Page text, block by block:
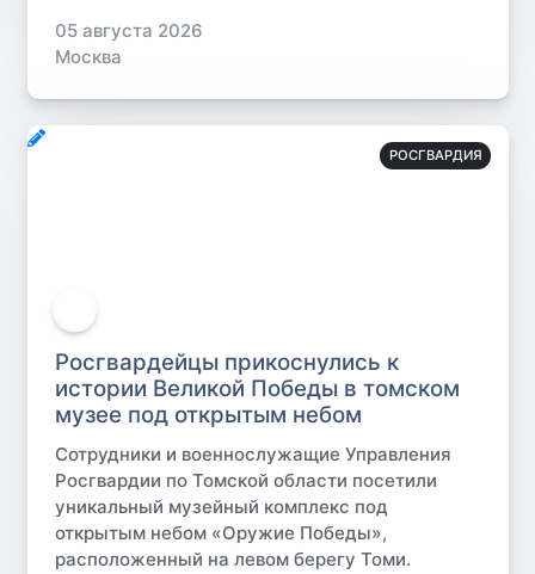
05 августа 2026
Москва
РОСГВАРДИЯ
Росгвардейцы прикоснулись к
истории Великой Победы в томском
музее под открытым небом
Сотрудники и военнослужащие Управления
Росгвардии по Томской области посетили
уникальный музейный комплекс под
открытым небом «Оружие Победы»,
расположенный на левом берегу Томи.